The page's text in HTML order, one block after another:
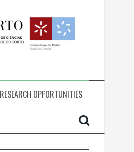
RESEARCH OPPORTUNITIES